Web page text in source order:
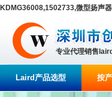
KDMG36008,1502733,微型扬声
专业代理销售
Laird产品选型 按